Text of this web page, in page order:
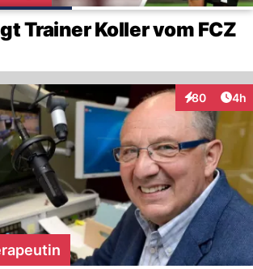
Trainer Koller vom FCZ
80
Interaktionen
4h